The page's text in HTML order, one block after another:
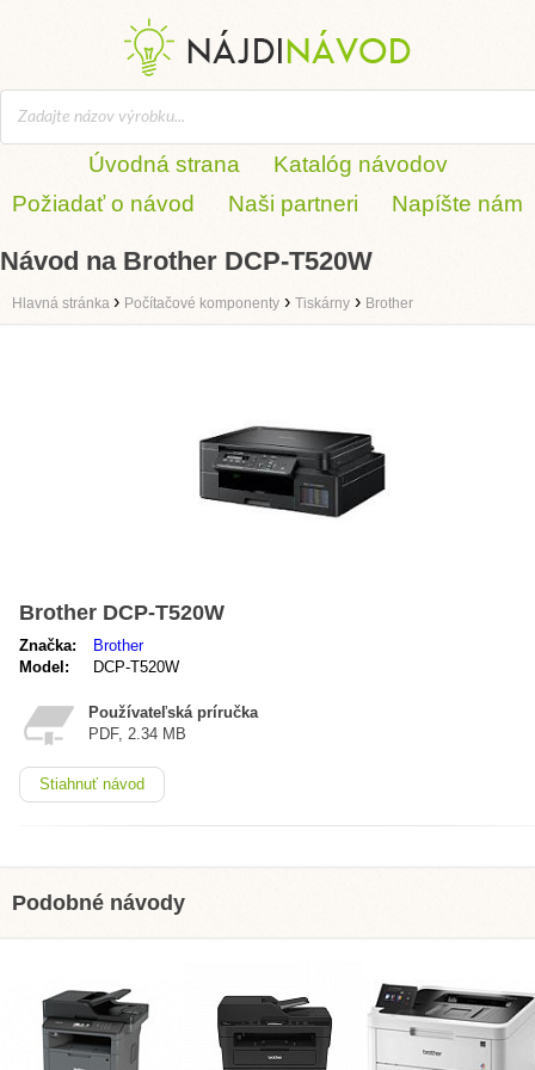
Úvodná strana
Katalóg návodov
Požiadať o návod
Naši partneri Napíšte nám
Návod na Brother DCP-T520W
Hlavná stránka › Počítačové komponenty › Tiskárny › Brother
Brother DCP-T520W
Značka:
Brother
Model:
DCP-T520W
Používateľská príručka
PDF, 2.34 MB
Stiahnuť návod
Podobné návody